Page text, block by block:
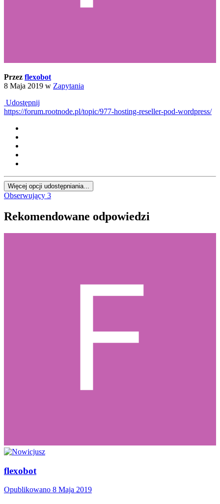
Przez flexobot
8 Maja 2019 w Zapytania
Udostępnij
https://forum.rootnode.pl/topic/977-hosting-reseller-pod-wordpress/
Więcej opcji udostępniania...
Obserwujący 3
Rekomendowane odpowiedzi
flexobot
Opublikowano 8 Maja 2019